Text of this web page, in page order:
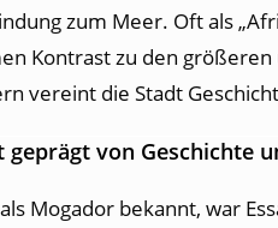
zum Meer. Oft als
Kontrast zu den
vereint die Stadt
geprägt von Geschichte
Mogador bekannt, war